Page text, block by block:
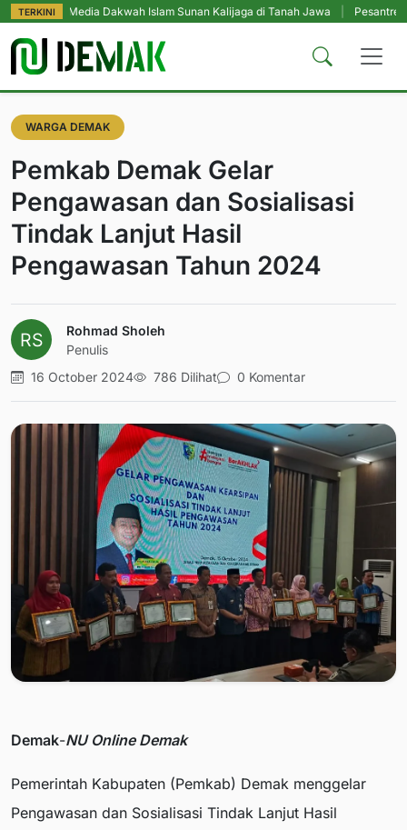
TERKINI
Media Dakwah Islam Sunan Kalijaga di Tanah Jawa | Pesantren Tetap
WARGA DEMAK
Pemkab Demak Gelar
Pengawasan dan Sosialisasi
Tindak Lanjut Hasil
Pengawasan Tahun 2024
Rohmad Sholeh
Penulis
16 October 2024
786 Dilihat 0 Komentar
Demak-NU Online Demak
Pemerintah Kabupaten (Pemkab) Demak menggelar
Pengawasan dan Sosialisasi Tindak Lanjut Hasil